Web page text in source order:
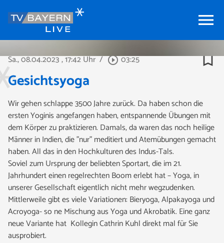
menu
Sa., 08.04.2023, 17:42 Uhr / play_circle_outline03:25 bookmark_border
Gesichtsyoga
Wir gehen schlappe 3500 Jahre zurück. Da haben schon die
ersten Yoginis angefangen haben, entspannende Übungen mit
dem Körper zu praktizieren. Damals, da waren das noch heilige
Männer in Indien, die ”nur” meditiert und Atemübungen gemacht
haben. All das in den Hochkulturen des Indus-Tals.
Soviel zum Ursprung der beliebten Sportart, die im 21.
Jahrhundert einen regelrechten Boom erlebt hat – Yoga, in
unserer Gesellschaft eigentlich nicht mehr wegzudenken.
Mittlerweile gibt es viele Variationen: Bieryoga, Alpakayoga und
Acroyoga- so ne Mischung aus Yoga und Akrobatik. Eine ganz
neue Variante hat Kollegin Cathrin Kuhl direkt mal für Sie
ausprobiert.